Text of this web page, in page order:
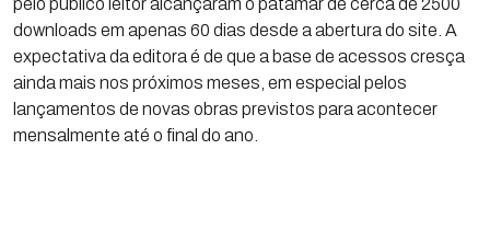
pelo público leitor alcançaram o patamar de cerca de 2500
downloads em apenas 60 dias desde a abertura do site. A
expectativa da editora é de que a base de acessos cresça
ainda mais nos próximos meses, em especial pelos
lançamentos de novas obras previstos para acontecer
mensalmente até o final do ano.